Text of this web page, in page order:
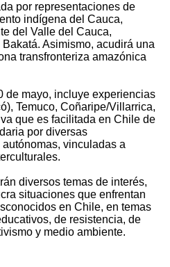
por representaciones de
indígena del Cauca,
del Valle del Cauca,
Asimismo, acudirá una
transfronteriza amazónica
de mayo, incluye experiencias
Temuco, Coñaripe/Villarrica,
que es facilitada en Chile de
por diversas
vinculadas a
diversos temas de interés,
situaciones que enfrentan
en Chile, en temas
de resistencia, de
y medio ambiente.